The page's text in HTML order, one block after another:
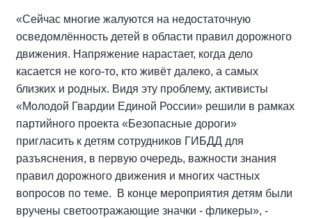
«Сейчас многие жалуются на недостаточную
осведомлённость детей в области правил дорожного
движения. Напряжение нарастает, когда дело
касается не кого-то, кто живёт далеко, а самых
близких и родных. Видя эту проблему, активисты
«Молодой Гвардии Единой России» решили в рамках
партийного проекта «Безопасные дороги»
пригласить к детям сотрудников ГИБДД для
разъяснения, в первую очередь, важности знания
правил дорожного движения и многих частных
вопросов по теме. В конце мероприятия детям были
вручены светоотражающие значки - фликеры», -